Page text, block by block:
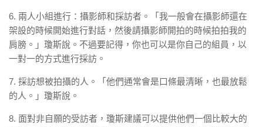
6. 兩人小組進行：攝影師和採訪者。「我一般會在攝影師還在
架設的時候開始進行對話，然後請攝影師開拍的時候拍拍我的
肩膀。」瓊斯說。不過要記得，你也可以是你自己的組員，以
一對一的方式進行採訪。
7. 採訪想被拍攝的人。「他們通常會是口條最清晰，也最放鬆
的人。」瓊斯說。
8. 面對非自願的受訪者，瓊斯建議可以提供他們一個比較大的